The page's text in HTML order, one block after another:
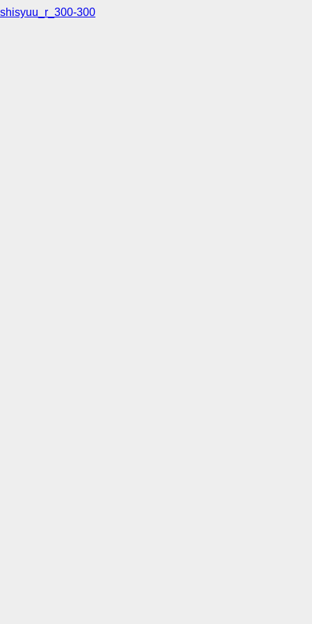
shisyuu_r_300-300